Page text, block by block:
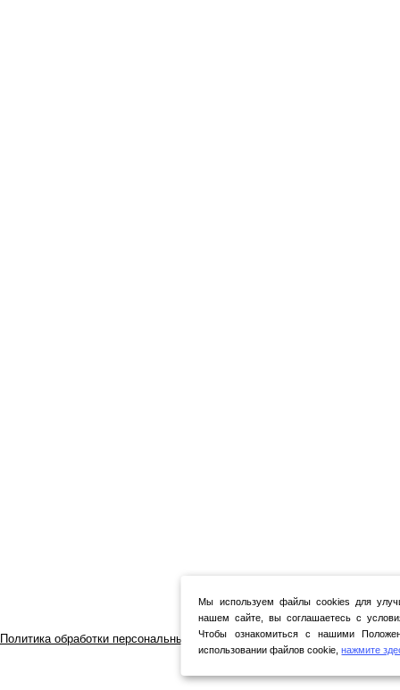
Политика обработки персональных данных
Мы используем файлы cookies для
нашем сайте, вы соглашаетесь с
Чтобы ознакомиться с нашими
использовании файлов cookie,нажмите